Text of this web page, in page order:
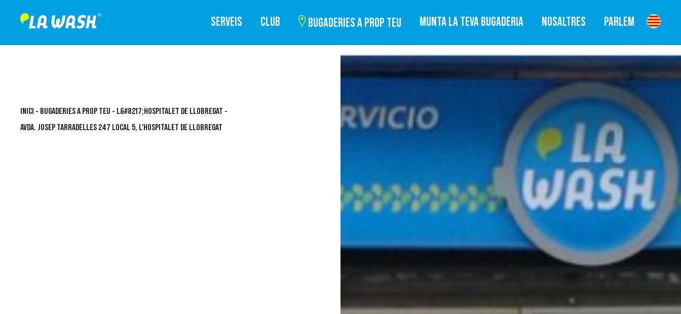
SERVEIS CLUB BUGADERIES A PROP TEU MUNTA LA TEVA BUGADERIA NOSALTRES PARLEM
INICI - BUGADERIES A PROP TEU - L&#8217;HOSPITALET DE LLOBREGAT -
AVDA. JOSEP TARRADELLES 247 LOCAL 5, L'HOSPITALET DE LLOBREGAT